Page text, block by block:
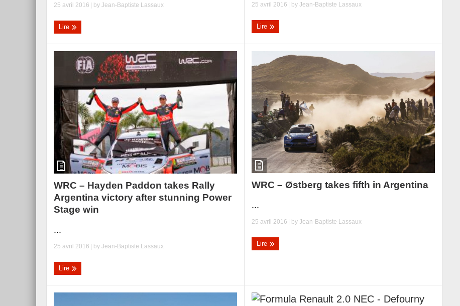
25 avril 2016 | by Jean-Baptiste Lassaux
Lire
25 avril 2016 | byJean-Baptiste Lassaux
Lire
WRC – Hayden Paddon takes Rally
Argentina victory after stunning Power
Stage win
...
25 avril 2016 | by Jean-Baptiste Lassaux
Lire
WRC – Østberg takes fifth in Argentina
...
25 avril 2016 | byJean-Baptiste Lassaux
Lire